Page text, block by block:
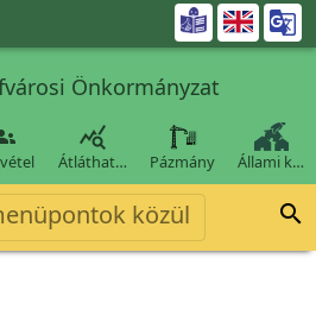

Önkormányzat

Átláthat… Pázmány Állami k…
közül 